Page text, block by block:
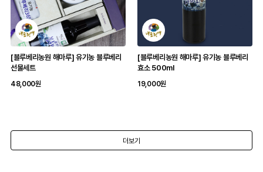
[블루베리농원 해마루] 유기농 블루베리
선물세트
48,000원
[블루베리농원 해마루] 유기농 블루베리
효소 500ml
19,000원
더보기